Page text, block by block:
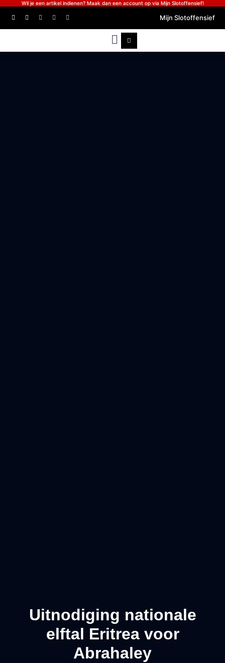
Wil je een artikel indienen? Maak dan een account op via Mijn Slotoffensief!
Mijn Slotoffensief
Uitnodiging nationale
elftal Eritrea voor
Abrahaley